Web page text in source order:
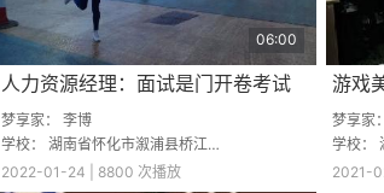
06:00
人力资源经理：面试是门开卷考试
梦享家：李博
学校：湖南省怀化市溆浦县桥江大湾学校
2022-01-24 | 8800 次播放
梦享家：
学校：
2021-